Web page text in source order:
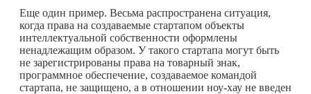
Еще один пример. Весьма распространена ситуация,
когда права на создаваемые стартапом объекты
интеллектуальной собственности оформлены
ненадлежащим образом. У такого стартапа могут быть
не зарегистрированы права на товарный знак,
программное обеспечение, создаваемое командой
стартапа, не защищено, а в отношении ноу-хау не введен